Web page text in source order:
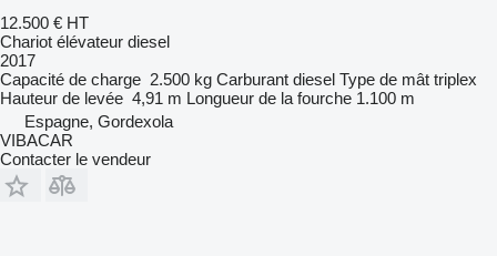
12.500 € HT
Chariot élévateur diesel
2017
Capacité de charge 2.500 kg Carburant diesel Type de mât triplex
Hauteur de levée 4,91 m Longueur de la fourche 1.100 m
Espagne, Gordexola
VIBACAR
Contacter le vendeur